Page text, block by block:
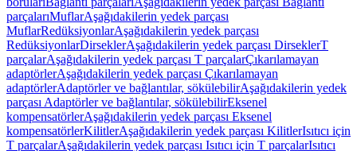
parçalarıMuflarAşağıdakilerin yedek parçası
MuflarRedüksiyonlarAşağıdakilerin yedek parçası
RedüksiyonlarDirseklerAşağıdakilerin yedek parçası DirseklerT
parçalarAşağıdakilerin yedek parçası T parçalarÇıkarılamayan
adaptörlerAşağıdakilerin yedek parçası Çıkarılamayan
adaptörlerAdaptörler ve bağlantılar, sökülebilirAşağıdakilerin yedek
parçası Adaptörler ve bağlantılar, sökülebilirEksenel
kompensatörlerAşağıdakilerin yedek parçası Eksenel
kompensatörlerKilitlerAşağıdakilerin yedek parçası KilitlerIsıtıcı için
T parçalarAşağıdakilerin yedek parçası Isıtıcı için T parçalarIsıtıcı